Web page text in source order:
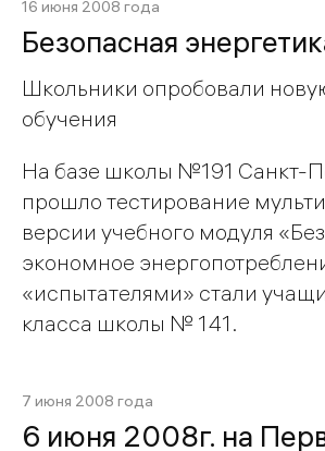
16 июня 2008 года
Безопасная
Школьники опробовали
обучения
На базе школы №191 Санкт-
прошло тестирование
версии учебного модуля
экономное
«испытателями» стали
класса школы № 141.
7 июня 2008 года
6 июня 2008г. на